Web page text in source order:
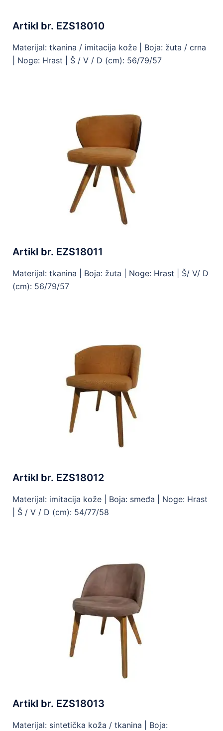
Artikl br. EZS18010
Materijal: tkanina / imitacija kože | Boja: žuta / crna
| Noge: Hrast | Š / V / D (cm): 56/79/57
Artikl br. EZS18011
Materijal: tkanina | Boja: žuta | Noge: Hrast | Š/ V/ D
(cm): 56/79/57
Artikl br. EZS18012
Materijal: imitacija kože | Boja: smeđa | Noge: Hrast
Š / V / D (cm): 54/77/58
Artikl br. EZS18013
Materijal: sintetička koža / tkanina | Boja: